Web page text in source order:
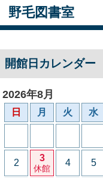
野毛図書室
開館日カレンダー
2026年8月
日 月 火 水
2 3
休館
4 5